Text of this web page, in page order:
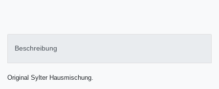
Beschreibung
Original Sylter Hausmischung.